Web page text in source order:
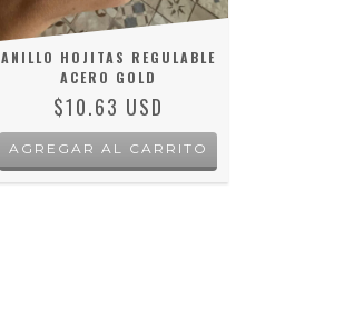
ANILLO HOJITAS REGULABLE
ACERO GOLD
$10.63 USD